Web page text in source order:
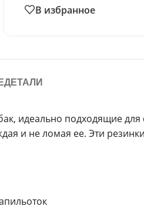
В избранное
ДЕТАЛИ
идеально подходящие
и не ломая ее. Эти